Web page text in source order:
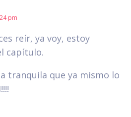
pm
reír, ya voy, estoy
capítulo.
tranquila que ya mismo lo